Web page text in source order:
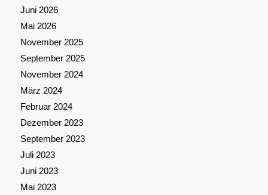
Juni 2026
Mai 2026
November 2025
September 2025
November 2024
März 2024
Februar 2024
Dezember 2023
September 2023
Juli 2023
Juni 2023
Mai 2023